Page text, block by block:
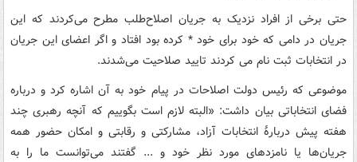
حتی برخی از افراد نزدیک به جریان اصلاح‌طلب مطرح می‌کردند که این
جریان در دامی که خود برای خود * کرده بود افتاد و اگر اعضای این جریان
در انتخابات ثبت نام می کردند تایید صلاحیت می‌شدند.
موضوعی که رئیس دولت اصلاحات در پیام خود به آن اشاره کرد و درباره
فضای انتخاباتی بیان داشت:‌ «البته لازم است بگوییم که آنچه رهبری چند
هفته پیش دربارهٔ انتخابات آزاد، مشارکتی و رقابتی و امکان حضور همه
جریان‌ها یا نامزدهای مورد نظر خود و ... گفتند می‌توانست ما را به